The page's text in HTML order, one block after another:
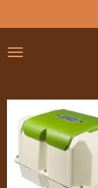
direct
naar